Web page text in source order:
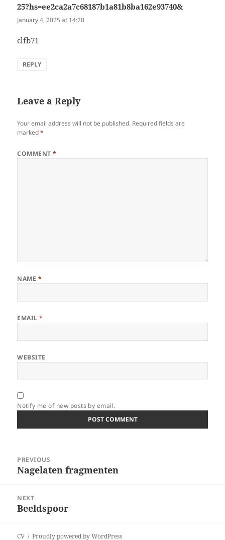
25?hs=ee2ca2a7c68187b1a81b8ba162e93740&
January 4, 2025 at 14:20
clfb71
REPLY
Leave a Reply
Your email address will not be published. Required fields are
marked*
COMMENT*
NAME *
EMAIL*
WEBSITE
Notify me of new posts by email.
navigation
PREVIOUS
Previous
Nagelaten fragmenten
NEXT
Next
Beeldspoor
CV Proudly powered by WordPress